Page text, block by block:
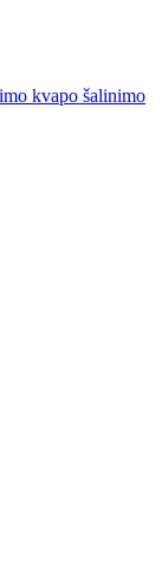
kvapo šalinimo